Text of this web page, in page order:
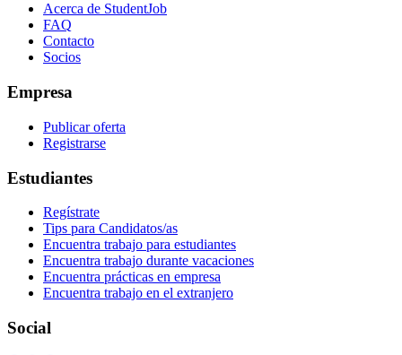
Acerca de StudentJob
FAQ
Contacto
Socios
Empresa
Publicar oferta
Registrarse
Estudiantes
Regístrate
Tips para Candidatos/as
Encuentra trabajo para estudiantes
Encuentra trabajo durante vacaciones
Encuentra prácticas en empresa
Encuentra trabajo en el extranjero
Social